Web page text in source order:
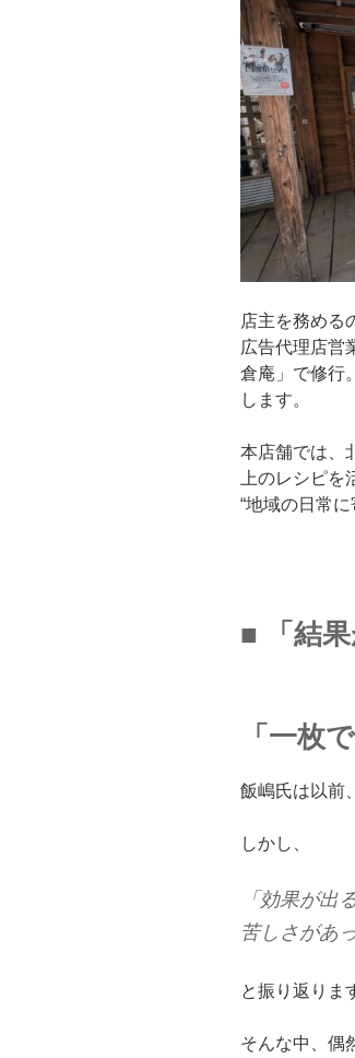
店主を務める
広告代理店営
倉庵」で修行
します。
本店舗では、
上のレシピを
“地域の日常
■ 「結
「一枚
飯嶋氏は以前
しかし、
「効果が出
苦しさがあ
と振り返りま
そんな中、偶